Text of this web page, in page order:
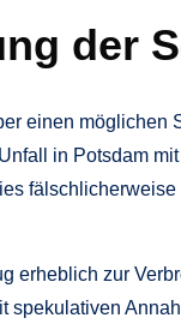
der
einen möglichen
in Potsdam
erheblich zur
spekulativen